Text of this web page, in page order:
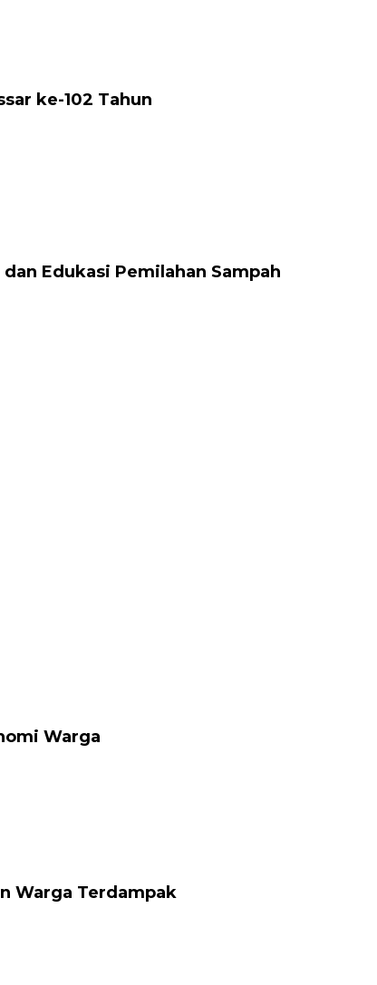
ke-102 Tahun
Edukasi Pemilahan Sampah
Warga
Warga Terdampak